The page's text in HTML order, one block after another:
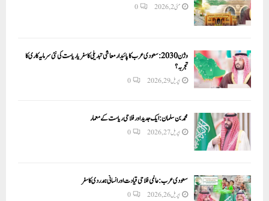
مئی 2, 2026 0
وژن 2030:سعودی عرب کا پائیدار معاشی تبدیلی کا سفر یا ریاست کی نئی سرمایہ کاری کا
تجربہ؟
اپریل 29, 2026 0
محمد بن سلمان: ایک جدید اور فلاحی ریاست کے معمار
اپریل 27, 2026 0
سعودی عرب: عالمی فلاحی قیادت اور انسانی ہمدردی کا سفر
اپریل 26, 2026 0